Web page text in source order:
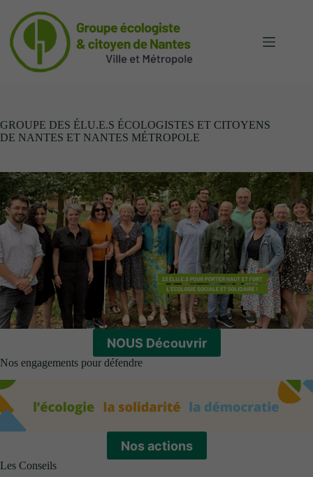
contenu
GROUPE DES ÉLU.E.S ÉCOLOGISTES ET CITOYENS
DE NANTES ET NANTES MÉTROPOLE
NOUS Découvrir
Nos engagements pour défendre
Nos actions
Les Conseils